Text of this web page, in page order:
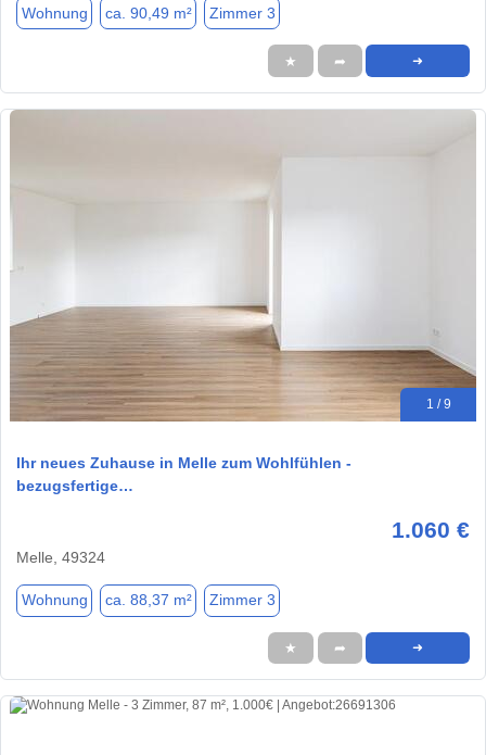
Wohnung ca. 90,49 m² Zimmer 3
★ ➦ ➜
1 / 9
Ihr neues Zuhause in Melle zum Wohlfühlen -
bezugsfertige…
1.060 €
Melle, 49324
Wohnung ca. 88,37 m² Zimmer 3
★ ➦ ➜